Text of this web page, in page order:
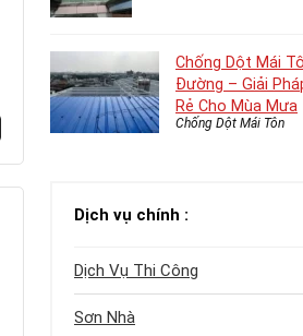
Chống Dột Mái
Đường – Giải
Rẻ Cho Mùa Mưa
Chống Dột Mái Tôn
Dịch vụ chính :
Dịch Vụ Thi Công
Sơn Nhà